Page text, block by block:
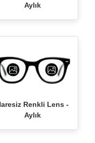
Aylık
Renkli Lens -
Aylık